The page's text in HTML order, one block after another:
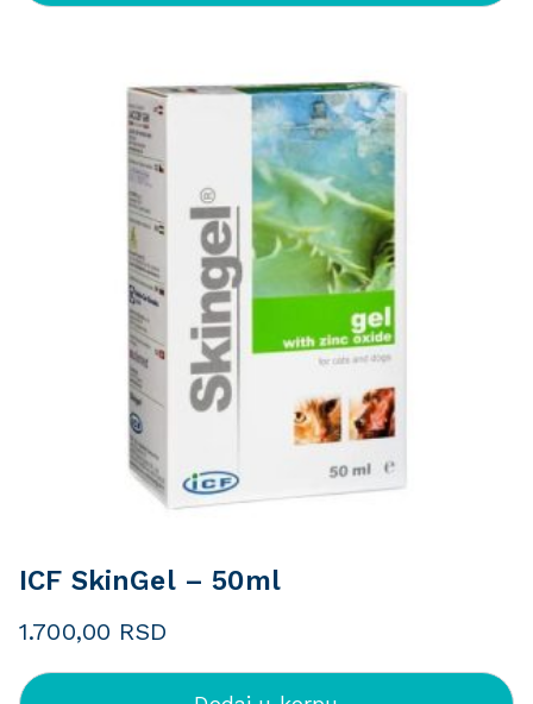
ICF SkinGel – 50ml
1.700,00 RSD